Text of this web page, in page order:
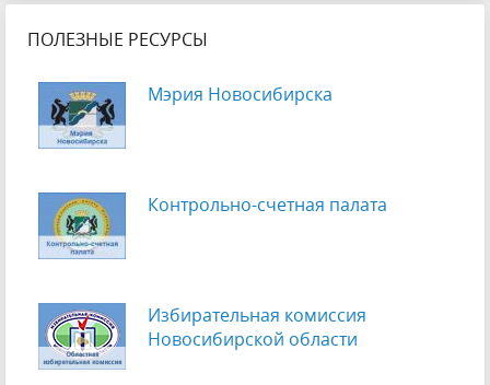
ПОЛЕЗНЫЕ РЕСУРСЫ
Мэрия Новосибирска
Контрольно-счетная палата
Избирательная комиссия
Новосибирской области